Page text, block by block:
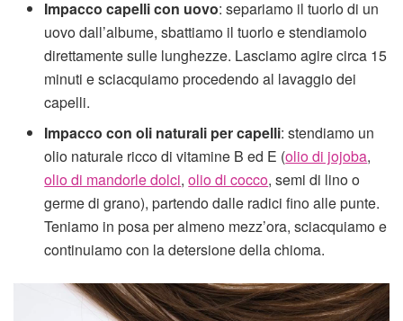
Impacco capelli con uovo: separiamo il tuorlo di un
uovo dall’albume, sbattiamo il tuorlo e stendiamolo
direttamente sulle lunghezze. Lasciamo agire circa 15
minuti e sciacquiamo procedendo al lavaggio dei
capelli.
Impacco con oli naturali per capelli: stendiamo un
olio naturale ricco di vitamine B ed E (olio di jojoba,
olio di mandorle dolci,olio di cocco, semi di lino o
germe di grano), partendo dalle radici fino alle punte.
Teniamo in posa per almeno mezz’ora, sciacquiamo e
continuiamo con la detersione della chioma.